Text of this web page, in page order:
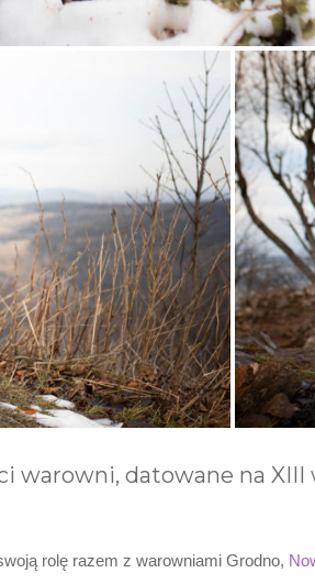
warowni, datowane na
rolę razem z warowniami Grodno,